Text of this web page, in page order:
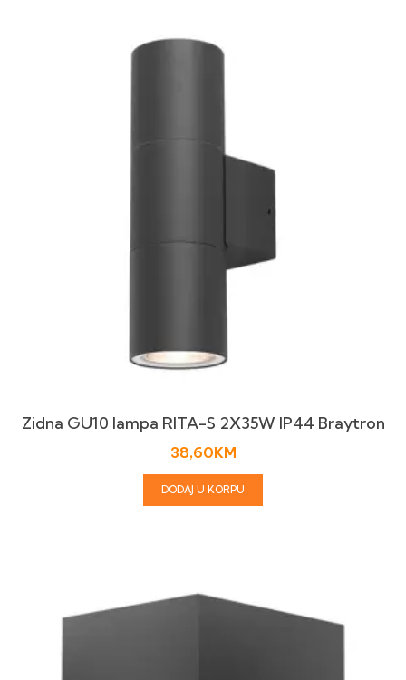
Zidna GU10 lampa RITA-S 2X35W IP44 Braytron
38,60KM
DODAJ U KORPU